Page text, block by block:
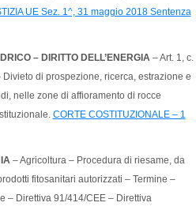
UE Sez. 1^, 31 maggio 2018 Sentenza
– DIRITTO DELL’ENERGIA– Art. 1, c.
di prospezione, ricerca, estrazione e
nelle zone di affioramento di rocce
CORTE COSTITUZIONALE – 1
– Agricoltura – Procedura di riesame, da
fitosanitari autorizzati – Termine –
– Direttiva 91/414/CEE – Direttiva